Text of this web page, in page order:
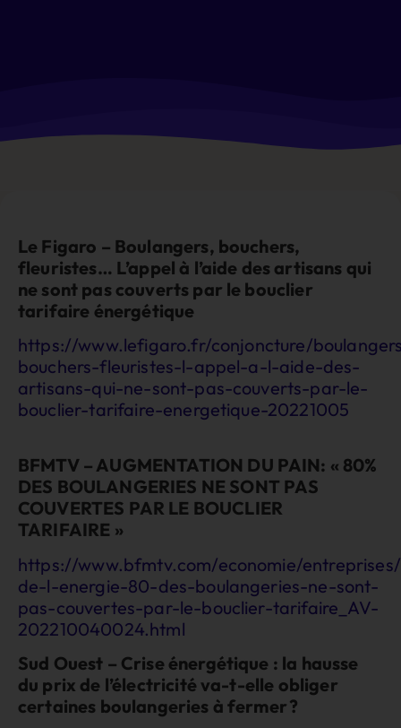
Le Figaro – Boulangers, bouchers,
fleuristes… L’appel à l’aide des artisans qui
ne sont pas couverts par le bouclier
tarifaire énergétique
https://www.lefigaro.fr/conjoncture/
bouchers-fleuristes-l-appel-a-l-aide-des-
artisans-qui-ne-sont-pas-couverts-par-le-
bouclier-tarifaire-energetique-20221005
BFMTV – AUGMENTATION DU PAIN: « 80%
DES BOULANGERIES NE SONT PAS
COUVERTES PAR LE BOUCLIER
TARIFAIRE »
https://www.bfmtv.com/economie/
de-l-energie-80-des-boulangeries-ne-sont-
pas-couvertes-par-le-bouclier-tarifaire_AV-
202210040024.html
Sud Ouest – Crise énergétique : la hausse
du prix de l’électricité va-t-elle obliger
certaines boulangeries à fermer ?